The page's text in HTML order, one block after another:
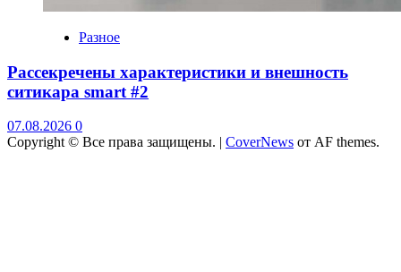
Разное
Рассекречены характеристики и внешность
ситикара smart #2
07.08.2026 0
Copyright © Все права защищены. | CoverNews от AF themes.